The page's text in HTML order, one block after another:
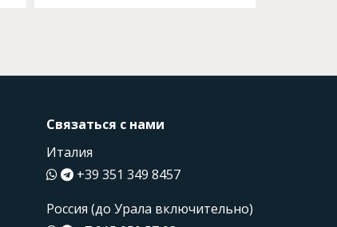
Связаться с нами
Италия
+39 351 349 8457
Россия (до Урала включительно)